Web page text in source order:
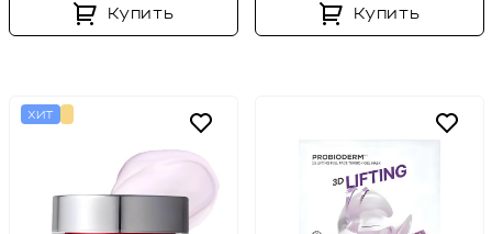
Купить Купить
ХИТ